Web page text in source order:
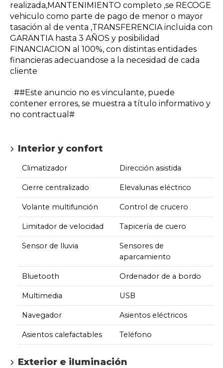
realizada,MANTENIMIENTO completo ,se RECOGE
vehiculo como parte de pago de menor o mayor
tasación al de venta ,TRANSFERENCIA incluida con
GARANTIA hasta 3 AÑOS y posibilidad
FINANCIACION al 100%, con distintas entidades
financieras adecuandose a la necesidad de cada
cliente
##Este anuncio no es vinculante, puede
contener errores, se muestra a título informativo y
no contractual#
Interior y confort
Climatizador Dirección asistida
Cierre centralizado Elevalunas eléctrico
Volante multifunción Control de crucero
Limitador de velocidad Tapicería de cuero
Sensor de lluvia
Sensores de
aparcamiento
Bluetooth Ordenador de a bordo
Multimedia USB
Navegador Asientos eléctricos
Asientos calefactables Teléfono
Exterior e iluminación